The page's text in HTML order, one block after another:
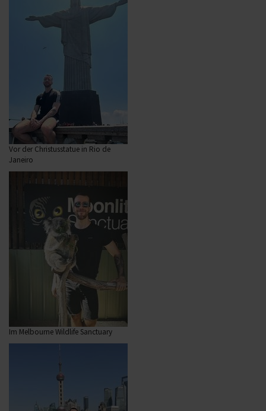
Vor der Christusstatue in Rio de
Janeiro
Im Melbourne Wildlife Sanctuary